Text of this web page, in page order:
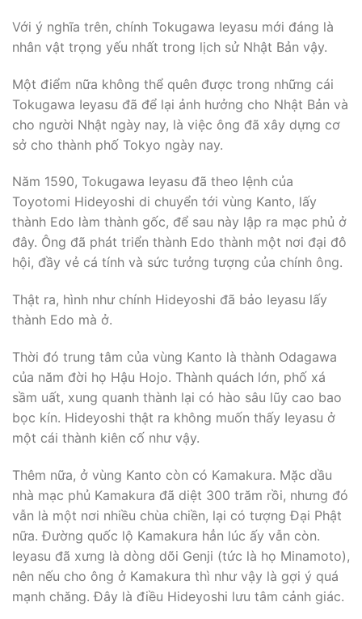
Với ý nghĩa trên, chính Tokugawa Ieyasu mới đáng là
nhân vật trọng yếu nhất trong lịch sử Nhật Bản vậy.
Một điểm nữa không thể quên được trong những cái
Tokugawa Ieyasu đã để lại ảnh hưởng cho Nhật Bản và
cho người Nhật ngày nay, là việc ông đã xây dựng cơ
sở cho thành phố Tokyo ngày nay.
Năm 1590, Tokugawa Ieyasu đã theo lệnh của
Toyotomi Hideyoshi di chuyển tới vùng Kanto, lấy
thành Edo làm thành gốc, để sau này lập ra mạc phủ ở
đây. Ông đã phát triển thành Edo thành một nơi đại đô
hội, đầy vẻ cá tính và sức tưởng tượng của chính ông.
Thật ra, hình như chính Hideyoshi đã bảo Ieyasu lấy
thành Edo mà ở.
Thời đó trung tâm của vùng Kanto là thành Odagawa
của năm đời họ Hậu Hojo. Thành quách lớn, phố xá
sầm uất, xung quanh thành lại có hào sâu lũy cao bao
bọc kín. Hideyoshi thật ra không muốn thấy Ieyasu ở
một cái thành kiên cố như vậy.
Thêm nữa, ở vùng Kanto còn có Kamakura. Mặc dầu
nhà mạc phủ Kamakura đã diệt 300 trăm rồi, nhưng đó
vẫn là một nơi nhiều chùa chiền, lại có tượng Ðại Phật
nữa. Ðường quốc lộ Kamakura hẳn lúc ấy vẫn còn.
Ieyasu đã xưng là dòng dõi Genji (tức là họ Minamoto),
nên nếu cho ông ở Kamakura thì như vậy là gợi ý quá
mạnh chăng. Ðây là điều Hideyoshi lưu tâm cảnh giác.